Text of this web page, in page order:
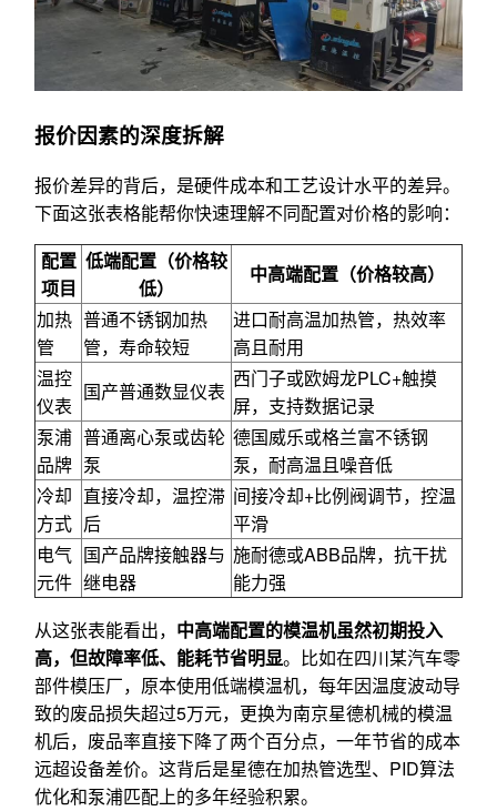
报价因素的深度拆解
报价差异的背后，是硬件成本和工艺设计水平的差异。
下面这张表格能帮你快速理解不同配置对价格的影响：
配置
项目
低端配置（价格较
低）
中高端配置（价格较高）
加热
管
普通不锈钢加热
管，寿命较短
进口耐高温加热管，热效率
高且耐用
温控
仪表
国产普通数显仪表
西门子或欧姆龙PLC+触摸
屏，支持数据记录
泵浦
品牌
普通离心泵或齿轮
泵
德国威乐或格兰富不锈钢
泵，耐高温且噪音低
冷却
方式
直接冷却，温控滞
后
间接冷却+比例阀调节，控温
平滑
电气
元件
国产品牌接触器与
继电器
施耐德或ABB品牌，抗干扰
能力强
从这张表能看出， 中高端配置的模温机虽然初期投入
高，但故障率低、能耗节省明显。比如在四川某汽车零
部件模压厂，原本使用低端模温机，每年因温度波动导
致的废品损失超过5万元，更换为南京星德机械的模温
机后，废品率直接下降了两个百分点，一年节省的成本
远超设备差价。这背后是星德在加热管选型、PID算法
优化和泵浦匹配上的多年经验积累。